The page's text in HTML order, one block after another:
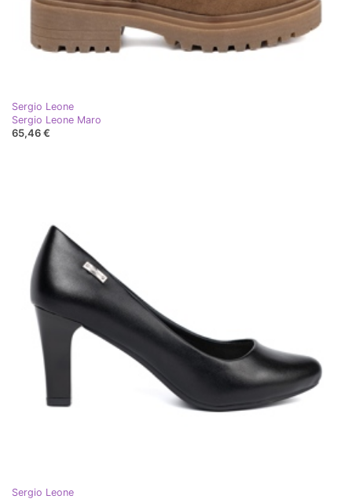
Sergio Leone
Sergio Leone Maro
65,46 €
Sergio Leone